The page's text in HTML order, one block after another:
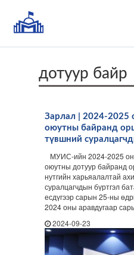
дотуур байр
Зарлал | 2024-2025
оюутны байранд
түвшний
МУИС-ийн 2024-2025
оюутны дотуур байранд
нутгийн харьяалалтай
суралцагчдын бүртгэл
есдүгээр сарын 25-ны
2024 оны аравдугаар
2024-09-23